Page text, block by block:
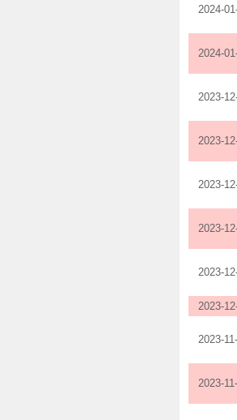
2024-
2024-
2023-
2023-
2023-
2023-
2023-
2023-
2023-
2023-